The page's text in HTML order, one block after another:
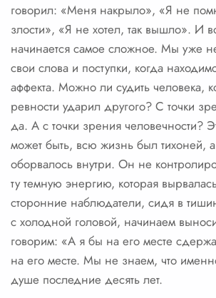
говорил: «Меня накрыло», «Я не
злости», «Я не хотел, так вышло». И
начинается самое сложное. Мы уже
свои слова и поступки, когда
аффекта. Можно ли судить человека,
ревности ударил другого? С точки
да. А с точки зрения человечности?
может быть, всю жизнь был тихоней, а
оборвалось внутри. Он не
ту темную энергию, которая
сторонние наблюдатели, сидя в
с холодной головой, начинаем
говорим: «А я бы на его месте
на его месте. Мы не знаем, что
душе последние десять лет.